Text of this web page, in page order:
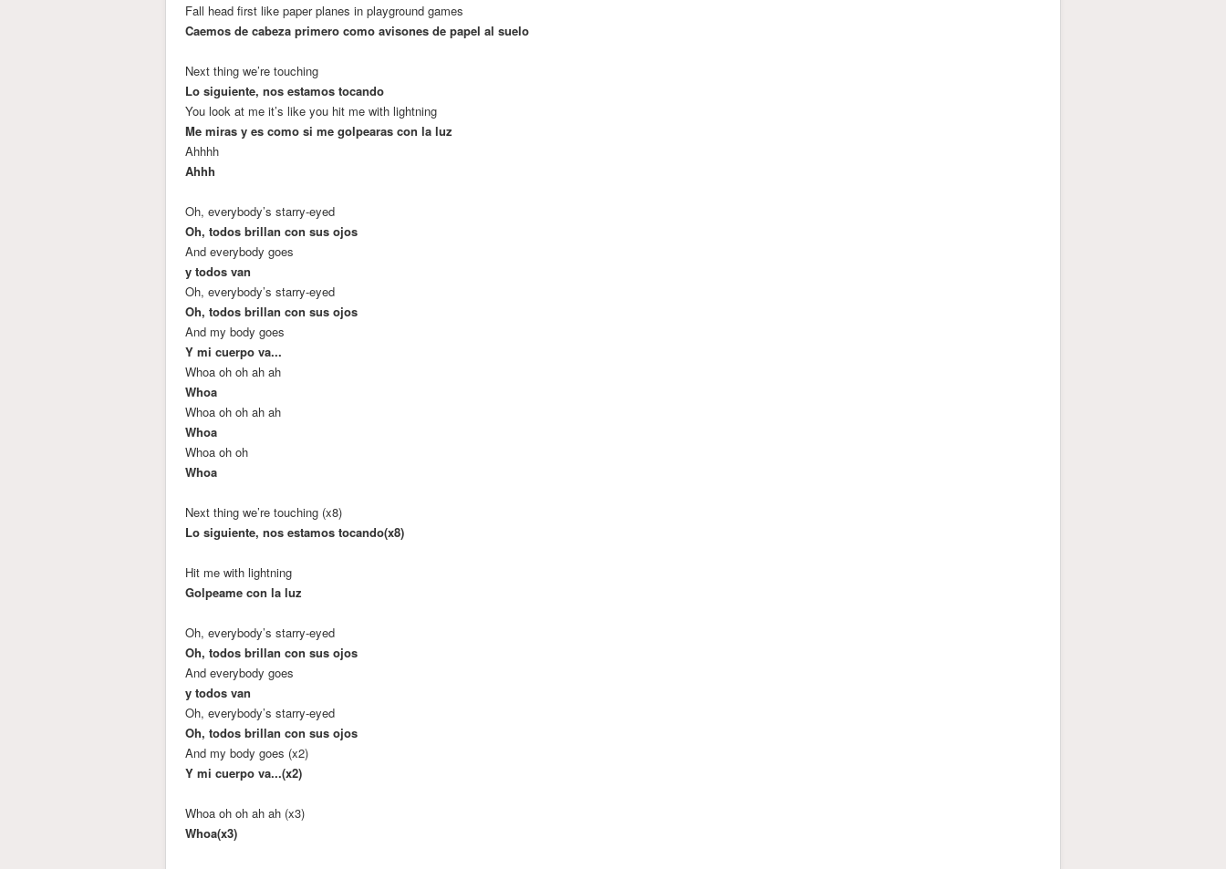
Fall head first like paper planes in playground games
Caemos de cabeza primero como avisones de papel al suelo
Next thing we’re touching
Lo siguiente, nos estamos tocando
You look at me it’s like you hit me with lightning
Me miras y es como si me golpearas con la luz
Ahhhh
Ahhh
Oh, everybody’s starry-eyed
Oh, todos brillan con sus ojos
And everybody goes
y todos van
Oh, everybody’s starry-eyed
Oh, todos brillan con sus ojos
And my body goes
Y mi cuerpo va...
Whoa oh oh ah ah
Whoa
Whoa oh oh ah ah
Whoa
Whoa oh oh
Whoa
Next thing we’re touching (x8)
Lo siguiente, nos estamos tocando(x8)
Hit me with lightning
Golpeame con la luz
Oh, everybody’s starry-eyed
Oh, todos brillan con sus ojos
And everybody goes
y todos van
Oh, everybody’s starry-eyed
Oh, todos brillan con sus ojos
And my body goes (x2)
Y mi cuerpo va...(x2)
Whoa oh oh ah ah (x3)
Whoa(x3)